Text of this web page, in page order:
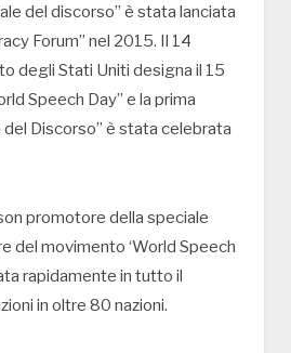
del discorso” è stata lanciata
Forum” nel 2015. Il 14
degli Stati Uniti designa il 15
Speech Day” e la prima
del Discorso” è stata celebrata
promotore della speciale
del movimento ‘World Speech
rapidamente in tutto il
in oltre 80 nazioni.